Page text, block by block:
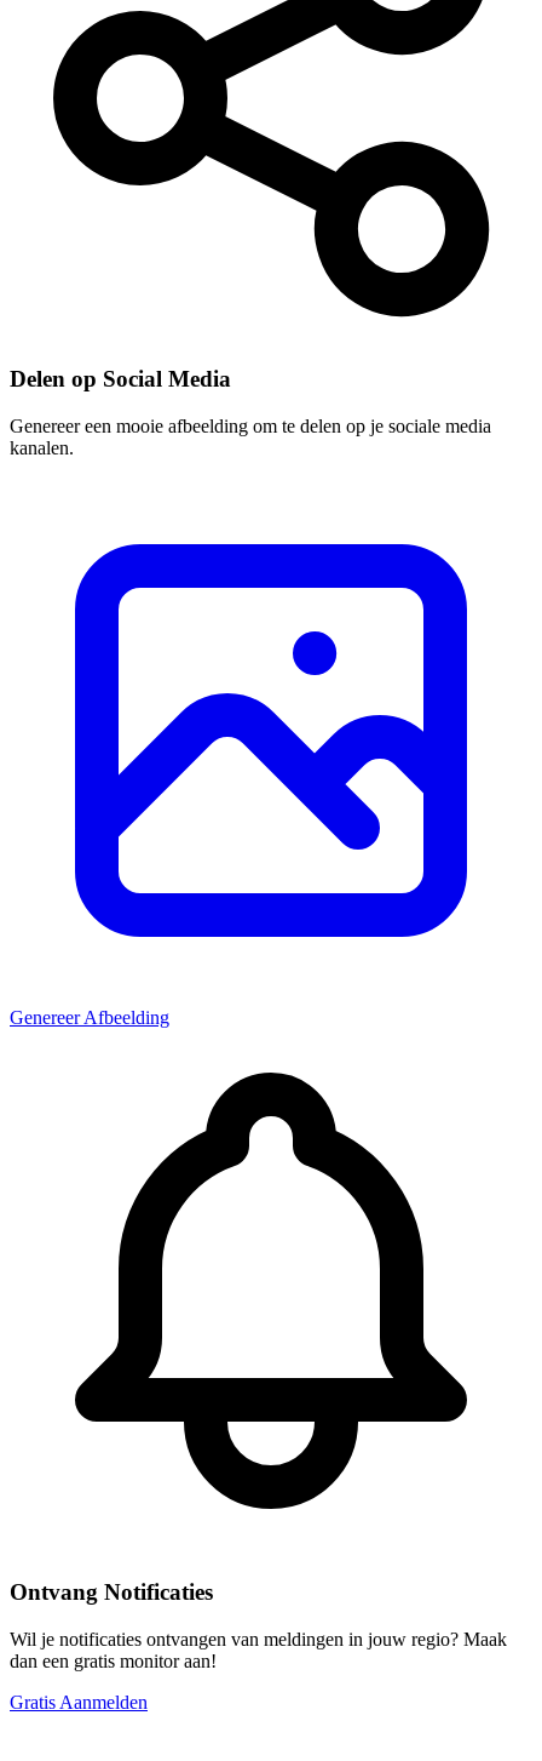
Delen op Social Media
Genereer een mooie afbeelding om te delen op je sociale media
kanalen.
Genereer Afbeelding
Ontvang Notificaties
Wil je notificaties ontvangen van meldingen in jouw regio? Maak
dan een gratis monitor aan!
Gratis Aanmelden